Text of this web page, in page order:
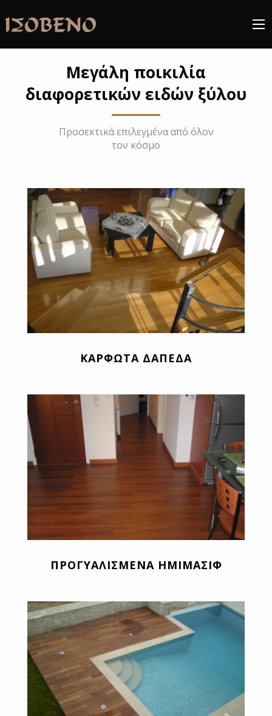
Μεγάλη ποικιλία
διαφορετικών ειδών ξύλου
Προσεκτικά επιλεγμένα από όλον
τον κόσμο
ΚΑΡΦΩΤΑ ΔΑΠΕΔΑ
ΠΡΟΓΥΑΛΙΣΜΕΝΑ ΗΜΙΜΑΣΙΦ